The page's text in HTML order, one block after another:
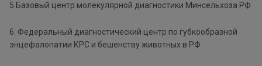
5.Базовый центр молекулярной диагностики Минсельхоза РФ
6. Федеральный диагностический центр по губкообразной
энцефалопатии КРС и бешенству животных в РФ